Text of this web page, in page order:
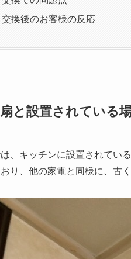
交換後のお客様の反応
と設置されている
、キッチンに設置されてい
り、他の家電と同様に、古